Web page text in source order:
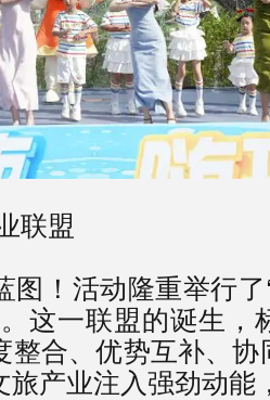
联盟
图！活动隆重举行
这一联盟的诞生，
整合、优势互补、
旅产业注入强劲动能